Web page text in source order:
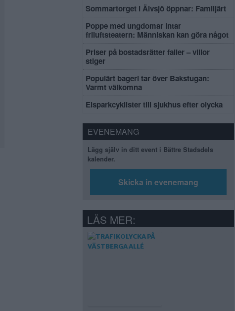
Sommartorget i Älvsjö öppnar: Familjärt
Poppe med ungdomar intar
friluftsteatern: Människan kan göra något
Priser på bostadsrätter faller – villor
stiger
Populärt bageri tar över Bakstugan:
Varmt välkomna
Elsparkcyklister till sjukhus efter olycka
EVENEMANG
Lägg själv in ditt event i Bättre Stadsdels
kalender.
Skicka in evenemang
LÄS MER: